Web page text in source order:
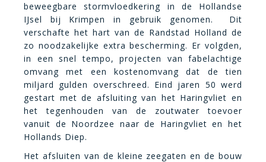
beweegbare stormvloedkering in de Hollandse
IJsel bij Krimpen in gebruik genomen. Dit
verschafte het hart van de Randstad Holland de
zo noodzakelijke extra bescherming. Er volgden,
in een snel tempo, projecten van fabelachtige
omvang met een kostenomvang dat de tien
miljard gulden overschreed. Eind jaren 50 werd
gestart met de afsluiting van het Haringvliet en
het tegenhouden van de zoutwater toevoer
vanuit de Noordzee naar de Haringvliet en het
Hollands Diep.
Het afsluiten van de kleine zeegaten en de bouw